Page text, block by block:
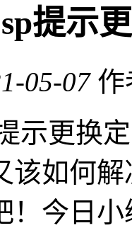
提示
05-07 作
示更换
该如何
！今日